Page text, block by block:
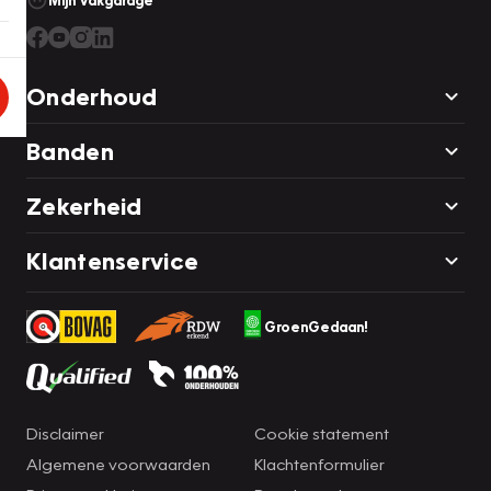
Onderhoud
Banden
Zekerheid
Klantenservice
GroenGedaan!
Disclaimer
Algemene voorwaarden
Cookie statement
Klachtenformulier